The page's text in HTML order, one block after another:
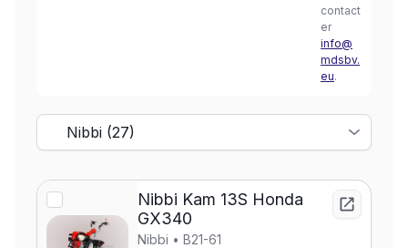
contact
er
info@
mdsbv.
eu.
Nibbi Kam 13S Honda
GX340
Nibbi • B21-61